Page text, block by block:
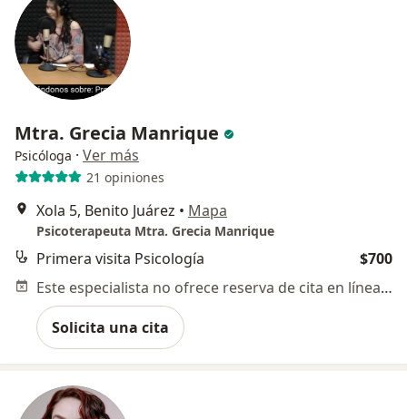
Mtra. Grecia Manrique
Psicóloga · Ver más
21 opiniones
Xola 5, Benito Juárez • Mapa
Psicoterapeuta Mtra. Grecia Manrique
Primera visita Psicología
$700
Este especialista no ofrece reserva de cita en línea en esta dirección.
Solicita una cita